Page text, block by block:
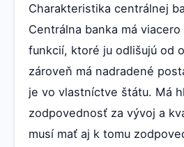
Charakteristika centrálnej
Centrálna banka má
funkcií, ktoré ju odlišujú od
zároveň má nadradené
je vo vlastníctve štátu. Má
zodpovednosť za vývoj a
musí mať aj k tomu